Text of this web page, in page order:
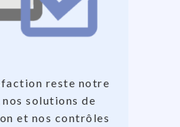
reste notre
solutions de
et nos contrôles